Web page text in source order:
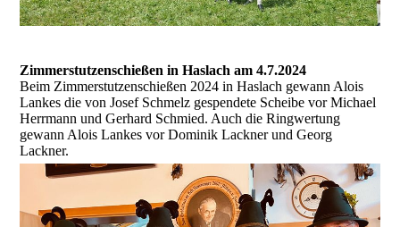
Zimmerstutzenschießen in Haslach am 4.7.2024
Beim Zimmerstutzenschießen 2024 in Haslach gewann Alois
Lankes die von Josef Schmelz gespendete Scheibe vor Michael
Herrmann und Gerhard Schmied. Auch die Ringwertung
gewann Alois Lankes vor Dominik Lackner und Georg
Lackner.